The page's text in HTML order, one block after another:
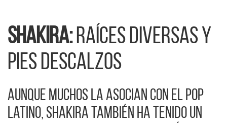
Shakira:raíces diversas y
pies descalzos
Aunque muchos la asocian con el pop
latino, Shakira también ha tenido un